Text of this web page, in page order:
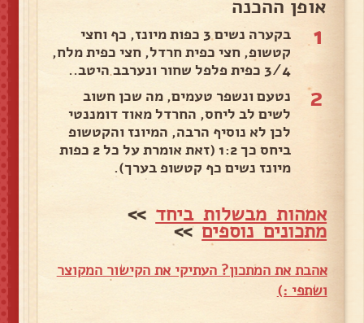
אופן ההכנה
1
בקערה נשים 3 כפות מיונז, כף וחצי
קטשופ, חצי כפית חרדל, חצי כפית מלח,
3/4 כפית פלפל שחור ונערבב היטב..
2
נטעם ונשפר טעמים, מה שכן חשוב
לשים לב ליחס, החרדל מאוד דומננטי
לכן לא נוסיף הרבה, המיונז והקטשופ
ביחס כך 1:2 (זאת אומרת על כל 2 כפות
מיונז נשים כף קטשופ בערך).
אמהות מבשלות ביחד >>
מתכונים נוספים>>
אהבת את המתכון? העתיקי את הקישור המקוצר
ושתפי :)